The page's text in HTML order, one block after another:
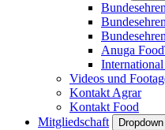
Anuga
Videos und
Kontakt Agrar
Kontakt Food
Mitgliedschaft